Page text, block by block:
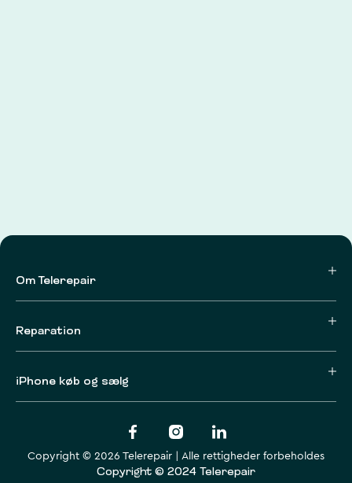
Om Telerepair
Reparation
iPhone køb og sælg
Copyright © 2026 Telerepair | Alle rettigheder forbeholdes
Copyright © 2024 Telerepair